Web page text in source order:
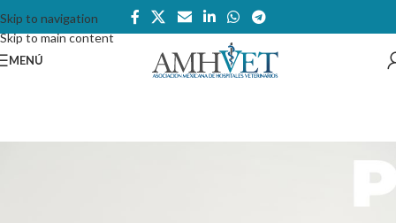
Skip to navigation
Skip to main content
MENÚ